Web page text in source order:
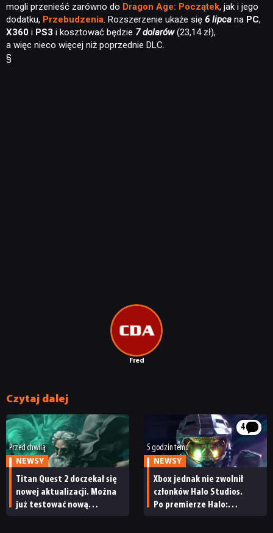
Fred
mogli przenieść zarówno do Dragon Age: Początek, jak i jego
dodatku, Przebudzenia. Rozszerzenie ukaże się 6 lipca na PC,
X360 i PS3 i kosztować będzie 7 dolarów(23,14 zł),
a więc nieco więcej niż poprzednie DLC.
§
Czytaj dalej
Przed chwilą
NEWSY
Titan Quest 2 doczekał się
nowej aktualizacji. Można
już testować nową
4
5 godzin temu
NEWSY
Xbox jednak nie zwolnił
członków Halo Studios.
Po premierze Halo: